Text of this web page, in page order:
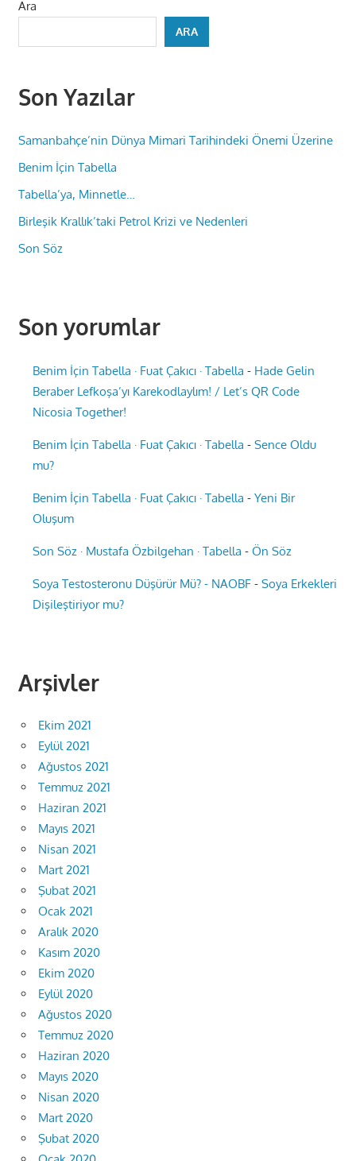
Ara
ARA
Son Yazılar
Samanbahçe’nin Dünya Mimari Tarihindeki Önemi Üzerine
Benim İçin Tabella
Tabella’ya, Minnetle…
Birleşik Krallık’taki Petrol Krizi ve Nedenleri
Son Söz
Son yorumlar
Benim İçin Tabella · Fuat Çakıcı · Tabella - Hade Gelin
Beraber Lefkoşa’yı Karekodlaylım! / Let’s QR Code
Nicosia Together!
Benim İçin Tabella · Fuat Çakıcı · Tabella -Sence Oldu
mu?
Benim İçin Tabella · Fuat Çakıcı · Tabella -Yeni Bir
Oluşum
Son Söz · Mustafa Özbilgehan · Tabella -Ön Söz
Soya Testosteronu Düşürür Mü? - NAOBF -Soya Erkekleri
Dişileştiriyor mu?
Arşivler
Ekim 2021
Eylül 2021
Ağustos 2021
Temmuz 2021
Haziran 2021
Mayıs 2021
Nisan 2021
Mart 2021
Şubat 2021
Ocak 2021
Aralık 2020
Kasım 2020
Ekim 2020
Eylül 2020
Ağustos 2020
Temmuz 2020
Haziran 2020
Mayıs 2020
Nisan 2020
Mart 2020
Şubat 2020